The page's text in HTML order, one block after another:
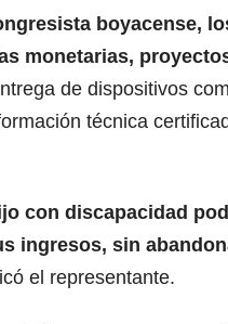
boyacense,
monetarias,
de dispositivos
técnica
con discapacidad
ingresos, sin
el representante.